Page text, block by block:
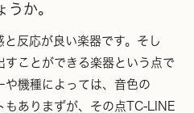
うか。
反応が良い楽器です。そし
すことができる楽器という点で
や機種によっては、音色の
もありまずが、その点TC-LINE